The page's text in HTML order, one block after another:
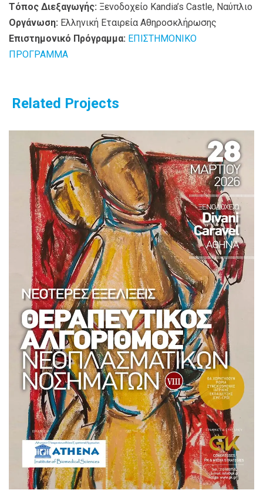
Τόπος Διεξαγωγής: Ξενοδοχείο Kandia’s Castle, Ναύπλιο
Οργάνωση: Ελληνική Εταιρεία Αθηροσκλήρωσης
Επιστημονικό Πρόγραμμα: ΕΠΙΣΤΗΜΟΝΙΚΟ
ΠΡΟΓΡΑΜΜΑ
Related Projects